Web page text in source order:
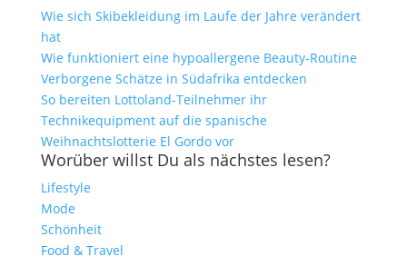
Wie sich Skibekleidung im Laufe der Jahre verändert
hat
Wie funktioniert eine hypoallergene Beauty-Routine
Verborgene Schätze in Südafrika entdecken
So bereiten Lottoland-Teilnehmer ihr
Technikequipment auf die spanische
Weihnachtslotterie El Gordo vor
Worüber willst Du als nächstes lesen?
Lifestyle
Mode
Schönheit
Food & Travel